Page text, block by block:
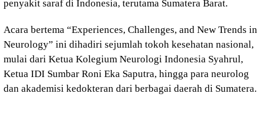
penyakit saraf di Indonesia, terutama Sumatera Barat.
Acara bertema “Experiences, Challenges, and New Trends in
Neurology” ini dihadiri sejumlah tokoh kesehatan nasional,
mulai dari Ketua Kolegium Neurologi Indonesia Syahrul,
Ketua IDI Sumbar Roni Eka Saputra, hingga para neurolog
dan akademisi kedokteran dari berbagai daerah di Sumatera.